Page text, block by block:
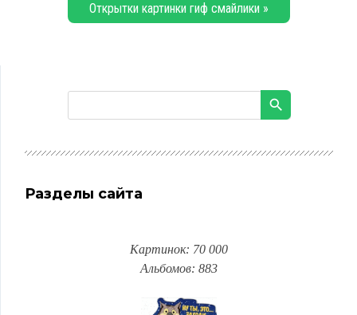
Открытки картинки гиф смайлики »
Разделы сайта
Картинок: 70 000
Альбомов: 883